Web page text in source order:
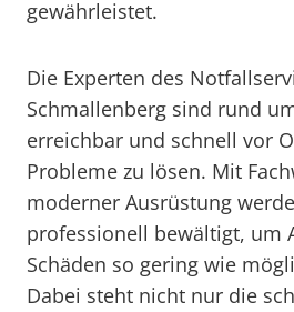
gewährleistet.
Die Experten des
Schmallenberg sind rund
erreichbar und schnell vor
Probleme zu lösen. Mit
moderner Ausrüstung
professionell bewältigt, um
Schäden so gering wie
Dabei steht nicht nur die